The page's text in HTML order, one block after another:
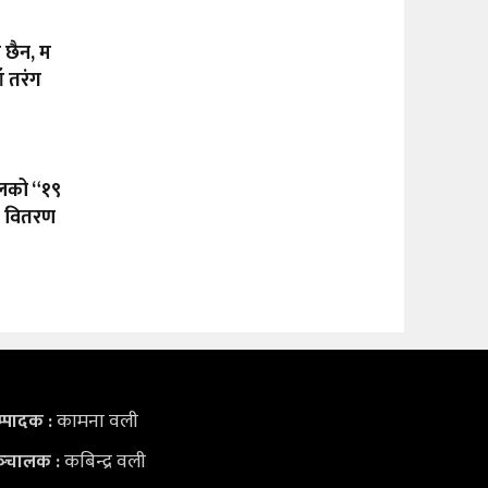
छैन, म
तरंग
“१९
वितरण
:कामना वली
:कबिन्द्र वली